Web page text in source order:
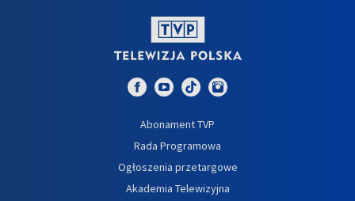
Abonament TVP
Rada Programowa
Ogłoszenia przetargowe
Akademia Telewizyjna